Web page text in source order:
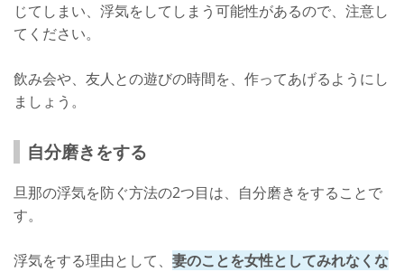
じてしまい、浮気をしてしまう可能性があるので、注意し
てください。
飲み会や、友人との遊びの時間を、作ってあげるようにし
ましょう。
自分磨きをする
旦那の浮気を防ぐ方法の2つ目は、自分磨きをすることで
す。
浮気をする理由として、 妻のことを女性としてみれなくな